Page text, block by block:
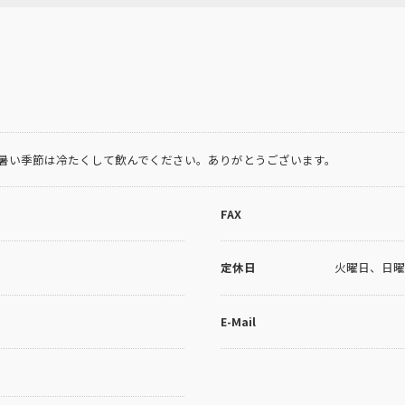
い季節は冷たくして飲んでください。ありがとうございます。
FAX
定休日 火曜日、日
E-Mail